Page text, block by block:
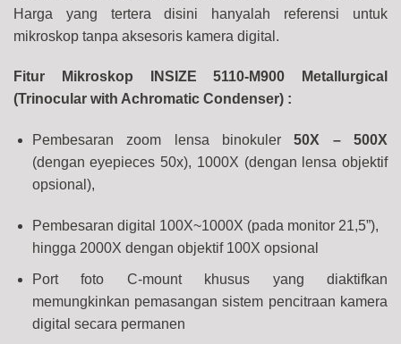
Harga yang tertera disini hanyalah referensi untuk
mikroskop tanpa aksesoris kamera digital.
Fitur Mikroskop INSIZE 5110-M900 Metallurgical
(Trinocular with Achromatic Condenser) :
Pembesaran zoom lensa binokuler50X – 500X
(dengan eyepieces 50x), 1000X (dengan lensa objektif
opsional),
Pembesaran digital 100X~1000X (pada monitor 21,5”),
hingga 2000X dengan objektif 100X opsional
Port foto C-mount khusus yang diaktifkan
memungkinkan pemasangan sistem pencitraan kamera
digital secara permanen